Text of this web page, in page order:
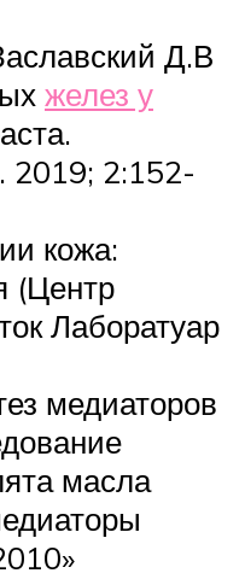
Д.В
желез у
2019; 2:152-
кожа:
(Центр
Лаборатуар
медиаторов
масла